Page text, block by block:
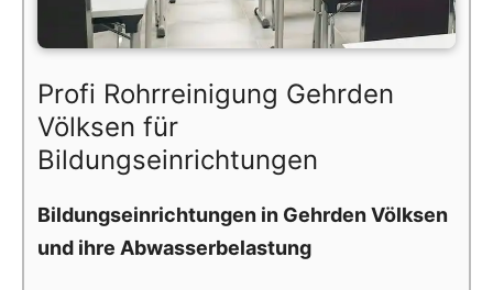
Profi Rohrreinigung Gehrden
Völksen für
Bildungseinrichtungen
Bildungseinrichtungen in Gehrden Völksen
und ihre Abwasserbelastung